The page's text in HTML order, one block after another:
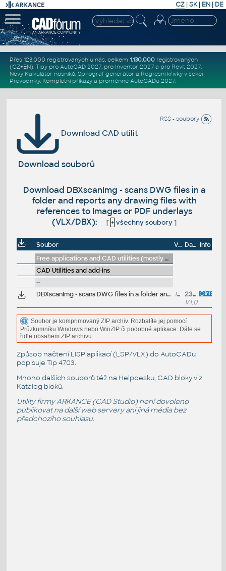
CZ | SK| EN | DE
Přes 123.000 registrovaných u nás, celkem 1.130.000registrovaných
(CZ+EN). Tipy pro AutoCAD 2027, pro Inventor 2027a pro Revit 2027.
Nový Kalkulátor nosníků, Spirograf generátor a Regresní křivkyv sekci
Převodníky. Kompletní příkazya proměnné AutoCADu 2027.
RSS - soubory
Download CAD utilit
Download souborů
Download DBXscanImg - scans DWG files in a
folder and reports any drawing files with
references to Images or PDF underlays
(VLX/DBX):
[ + všechny soubory]
Soubor Velikost Datum Info
Free applications and CAD utilities (mostly our freeware & trials)
CAD Utilities and add-ins
--
DBXscanImg - scans DWG files in a folder and reports any drawing files with references to Images or PDF underlays (VLX/DBX) 13kB
23.12.2020
V1.0
Soubor je komprimovaný ZIP archiv. Rozbalíte jej pomocí
Průzkumníku Windows nebo WinZIP či podobné aplikace. Dále se
řiďte obsahem ZIP archivu.
Způsob načtení LISP aplikací (LSP/VLX) do AutoCADu
popisuje Tip 4703.
Mnoho dalších souborů též na Helpdesku, CAD bloky viz
Katalog bloků.
Utility firmy ARKANCE (CAD Studio) není dovoleno
publikovat na další web servery ani jiná média bez
předchozího souhlasu.